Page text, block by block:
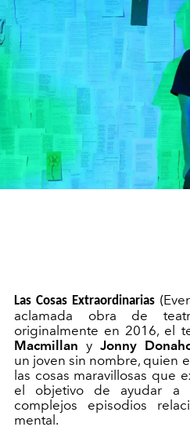
Las Cosas Extraordinarias (
aclamada obra de
originalmente en 2016, el
Macmillan y Jonny
un jovensin nombre, quien
las cosas maravillosas que
el objetivo de ayudar a
complejos episodios
mental.